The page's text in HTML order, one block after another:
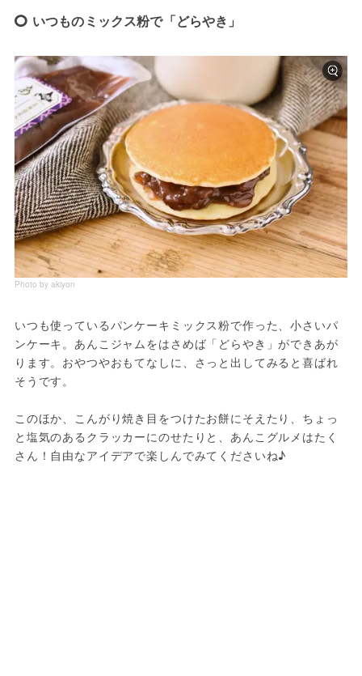
いつものミックス粉で「どらやき」
Photo by akiyon
いつも使っているパンケーキミックス粉で作った、小さいパ
ンケーキ。あんこジャムをはさめば「どらやき」ができあが
ります。おやつやおもてなしに、さっと出してみると喜ばれ
そうです。
このほか、こんがり焼き目をつけたお餅にそえたり、ちょっ
と塩気のあるクラッカーにのせたりと、あんこグルメはたく
さん！自由なアイデアで楽しんでみてくださいね♪